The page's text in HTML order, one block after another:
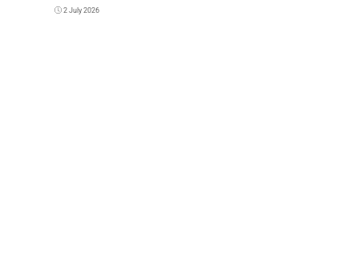
2 July 2026